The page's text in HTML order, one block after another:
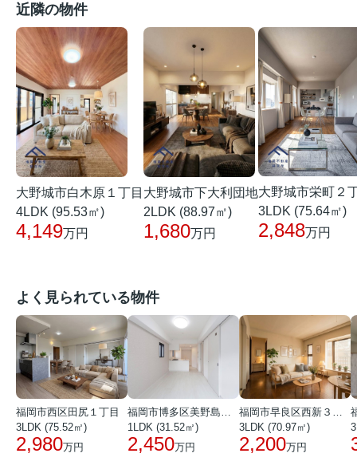
近隣の物件
大野城市白木原１丁目
4LDK (95.53㎡)
4,149万円
大野城市下大利団地
2LDK (88.97㎡)
1,680万円
大野城市栄町２
3LDK (75.64㎡)
2,848万円
よく見られている物件
福岡市西区田尻１丁目
3LDK (75.52㎡)
2,980万円
1LDK (31.52㎡)
2,450万円
3LDK (70.97㎡)
2,200万円